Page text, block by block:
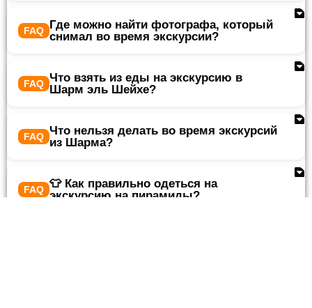
Где можно найти фотографа, который
снимал во время экскурсии?
Что взять из еды на экскурсию в
Шарм эль Шейхе?
Что нельзя делать во время экскурсий
из Шарма?
👕 Как правильно одеться на
экскурсию на пирамиды?